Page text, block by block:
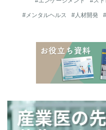
#メンタルヘルス #人材開発